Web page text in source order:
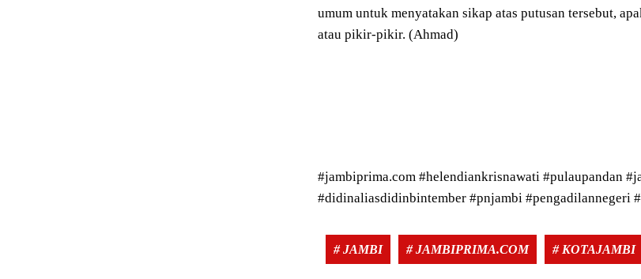
umum untuk menyatakan sikap atas putusan tersebut,
atau pikir-pikir. (Ahmad)
#jambiprima.com #helendiankrisnawati #pulaupandan
#didinaliasdidinbintember #pnjambi #pengadilannegeri
# JAMBI # JAMBIPRIMA.COM # KOTAJAMBI